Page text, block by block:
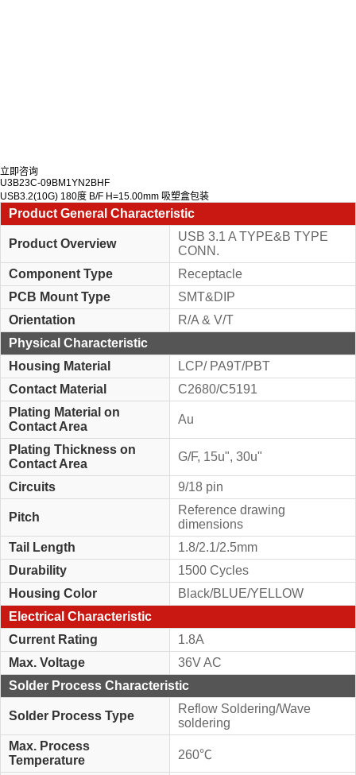
立即咨询
U3B23C-09BM1YN2BHF
USB3.2(10G) 180度 B/F H=15.00mm 吸塑盒包装
Product General Characteristic
Product Overview
USB 3.1 A TYPE&B TYPE
CONN.
Component Type
Receptacle
PCB Mount Type
SMT&DIP
Orientation
R/A & V/T
Physical Characteristic
Housing Material
LCP/ PA9T/PBT
Contact Material
C2680/C5191
Plating Material on
Contact Area
Au
Plating Thickness on
Contact Area
G/F, 15u", 30u"
Circuits 9/18 pin
Pitch
Reference drawing
dimensions
Tail Length
1.8/2.1/2.5mm
Durability
1500 Cycles
Housing Color
Black/BLUE/YELLOW
Electrical Characteristic
Current Rating
1.8A
Max. Voltage
36V AC
Solder Process Characteristic
Solder Process Type
Reflow Soldering/Wave
soldering
Max. Process
Temperature
260℃